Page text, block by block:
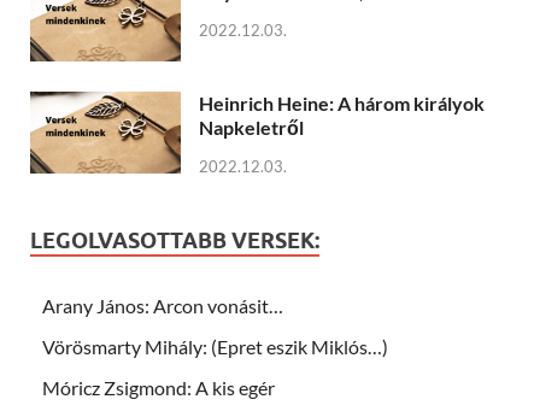
2022.12.03.
Heinrich Heine: A három királyok
Napkeletről
2022.12.03.
LEGOLVASOTTABB VERSEK:
Arany János: Arcon vonásit…
Vörösmarty Mihály: (Epret eszik Miklós…)
Móricz Zsigmond: A kis egér